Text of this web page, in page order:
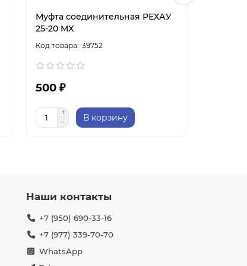
Муфта соединительная РЕХАУ
25-20 MX
39752
500 ₽
В корзину
Наши контакты
+7 (950) 690-33-16
+7 (977) 339-70-70
WhatsApp